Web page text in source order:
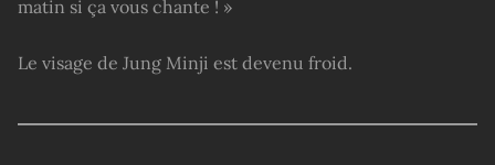
matin si ça vous chante ! »
Le visage de Jung Minji est devenu froid.